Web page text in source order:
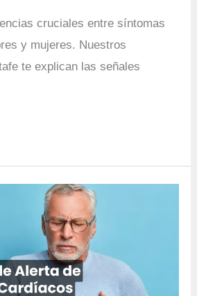
cruciales entre síntomas
y mujeres. Nuestros
te explican las señales